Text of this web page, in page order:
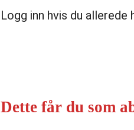
Logg inn hvis du allerede
Dette får du som